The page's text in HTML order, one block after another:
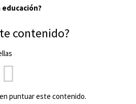
educación?
contenido?
puntuar este contenido.